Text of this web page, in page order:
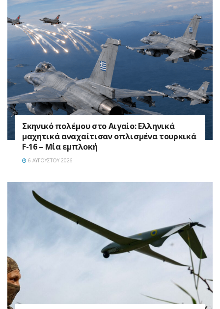
Σκηνικό πολέμου στο Αιγαίο: Ελληνικά
μαχητικά αναχαίτισαν οπλισμένα τουρκικά
F-16 – Μία εμπλοκή
6 ΑΥΓΟΎΣΤΟΥ 2026